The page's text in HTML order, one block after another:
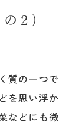
２）
質の一つで
を思い浮か
などにも微